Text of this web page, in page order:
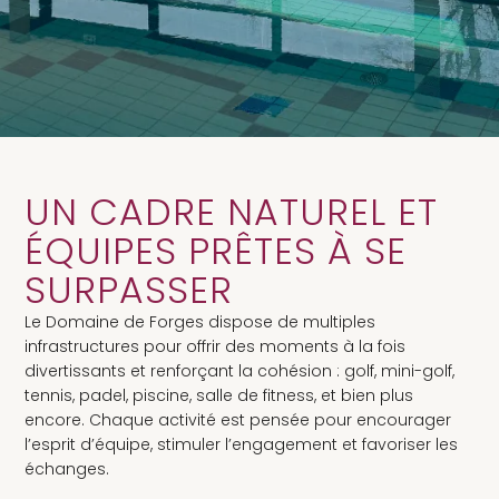
UN CADRE NATUREL ET
ÉQUIPES PRÊTES À SE
SURPASSER
Le Domaine de Forges dispose de multiples
infrastructures pour offrir des moments à la fois
divertissants et renforçant la cohésion : golf, mini-golf,
tennis, padel, piscine, salle de fitness, et bien plus
encore. Chaque activité est pensée pour encourager
l’esprit d’équipe, stimuler l’engagement et favoriser les
échanges.